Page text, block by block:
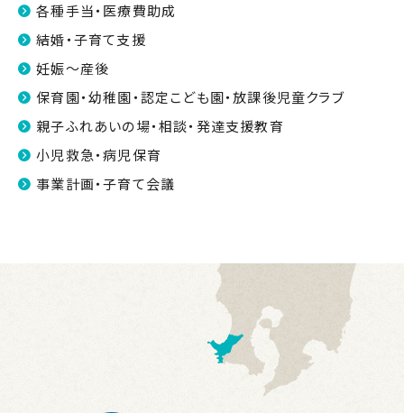
各種手当・医療費助成
結婚・子育て支援
妊娠～産後
保育園・幼稚園・認定こども園・放課後児童クラブ
親子ふれあいの場・相談・発達支援教育
小児救急・病児保育
事業計画・子育て会議